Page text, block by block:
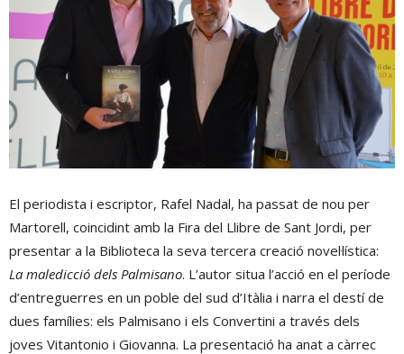
El periodista i escriptor, Rafel Nadal, ha passat de nou per
Martorell, coincidint amb la Fira del Llibre de Sant Jordi, per
presentar a la Biblioteca la seva tercera creació novel·lística:
La maledicció dels Palmisano. L’autor situa l’acció en el període
d’entreguerres en un poble del sud d’Itàlia i narra el destí de
dues famílies: els Palmisano i els Convertini a través dels
joves Vitantonio i Giovanna. La presentació ha anat a càrrec